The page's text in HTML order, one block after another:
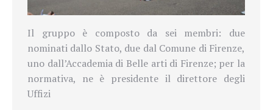
Il gruppo è composto da sei membri: due
nominati dallo Stato, due dal Comune di Firenze,
uno dall’Accademia di Belle arti di Firenze; per la
normativa, ne è presidente il direttore degli
Uffizi